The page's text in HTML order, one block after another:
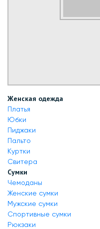
Женская одежда
Платья
Юбки
Пиджаки
Пальто
Куртки
Свитера
Сумки
Чемоданы
Женские сумки
Мужские сумки
Спортивные сумки
Рюкзаки